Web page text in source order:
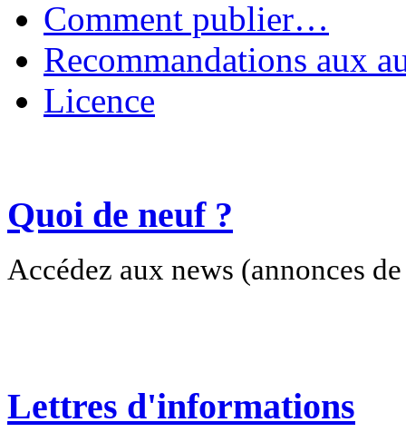
Comment publier…
Recommandations aux
Licence
Quoi de neuf ?
Accédez aux news (annonces
Lettres d'informations